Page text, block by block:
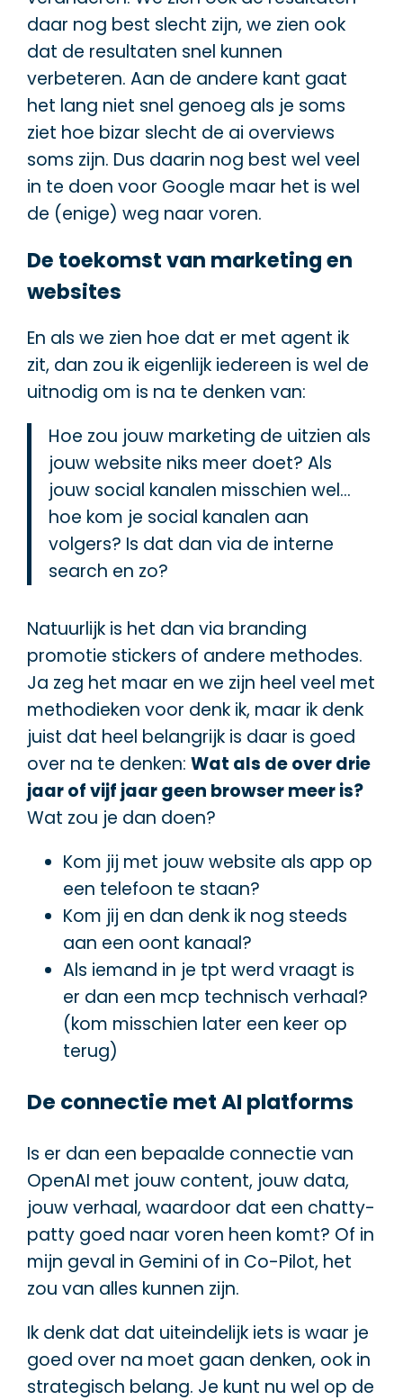
daar nog best slecht zijn, we zien ook
dat de resultaten snel kunnen
verbeteren. Aan de andere kant gaat
het lang niet snel genoeg als je soms
ziet hoe bizar slecht de ai overviews
soms zijn. Dus daarin nog best wel veel
in te doen voor Google maar het is wel
de (enige) weg naar voren.
De toekomst van marketing en
websites
En als we zien hoe dat er met agent ik
zit, dan zou ik eigenlijk iedereen is wel de
uitnodig om is na te denken van:
Hoe zou jouw marketing de uitzien als
jouw website niks meer doet? Als
jouw social kanalen misschien wel…
hoe kom je social kanalen aan
volgers? Is dat dan via de interne
search en zo?
Natuurlijk is het dan via branding
promotie stickers of andere methodes.
Ja zeg het maar en we zijn heel veel met
methodieken voor denk ik, maar ik denk
juist dat heel belangrijk is daar is goed
over na te denken:Wat als de over drie
jaar of vijf jaar geen browser meer is?
Wat zou je dan doen?
Kom jij met jouw website als app op
een telefoon te staan?
Kom jij en dan denk ik nog steeds
aan een oont kanaal?
Als iemand in je tpt werd vraagt is
er dan een mcp technisch verhaal?
(kom misschien later een keer op
terug)
De connectie met AI platforms
Is er dan een bepaalde connectie van
OpenAI met jouw content, jouw data,
jouw verhaal, waardoor dat een chatty-
patty goed naar voren heen komt? Of in
mijn geval in Gemini of in Co-Pilot, het
zou van alles kunnen zijn.
Ik denk dat dat uiteindelijk iets is waar je
goed over na moet gaan denken, ook in
strategisch belang. Je kunt nu wel op de